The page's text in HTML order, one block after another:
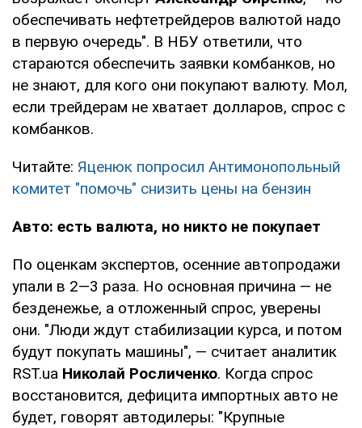
обеспечивать нефтетрейдеров валютой надо
в первую очередь". В НБУ ответили, что
стараются обеспечить заявки комбанков, но
не знают, для кого они покупают валюту. Мол,
если трейдерам не хватает долларов, спрос с
комбанков.
Читайте: Яценюк попросил Антимонопольный
комитет "помочь" снизить цены на бензин
Авто: есть валюта, но никто не покупает
По оценкам экспертов, осенние автопродажи
упали в 2—3 раза. Но основная причина — не
безденежье, а отложенный спрос, уверены
они. "Люди ждут стабилизации курса, и потом
будут покупать машины", — считает аналитик
RST.ua Николай Росличенко. Когда спрос
восстановится, дефицита импортных авто не
будет, говорят автодилеры: "Крупные